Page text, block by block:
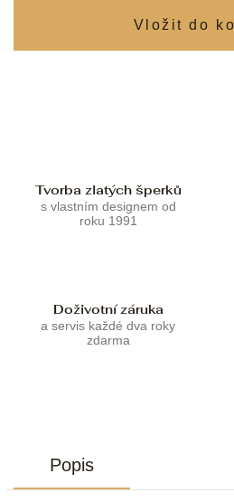
Tvorba zlatých šperků
s vlastním designem od
roku 1991
Doživotní záruka
a servis každé dva roky
zdarma
Popis